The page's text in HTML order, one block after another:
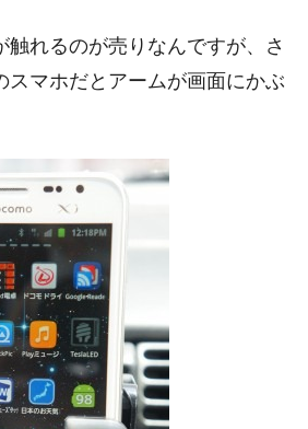
れるのが売りなんですが、さ
スマホだとアームが画面にかぶ